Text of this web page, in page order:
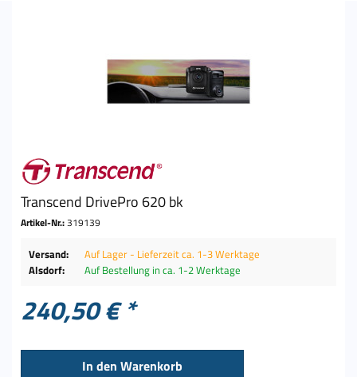
Transcend DrivePro 620 bk
Artikel-Nr.:319139
Versand:
Auf Lager - Lieferzeit ca. 1-3 Werktage
Alsdorf:
Auf Bestellung in ca. 1-2 Werktage
240,50 € *
In den Warenkorb